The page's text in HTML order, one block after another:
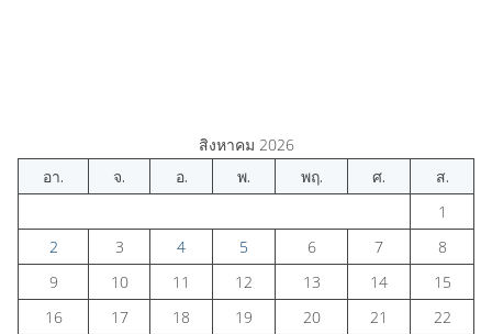
สิงหาคม 2026
อา.
จ. อ. พ. พฤ. ศ.
ส.
1
2
3 4 5 6 7
8
9
10 11 12 13 14
15
16
17 18 19 20 21
22